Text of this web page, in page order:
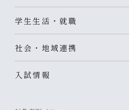
学生生活・就職
社会・地域連携
入試情報